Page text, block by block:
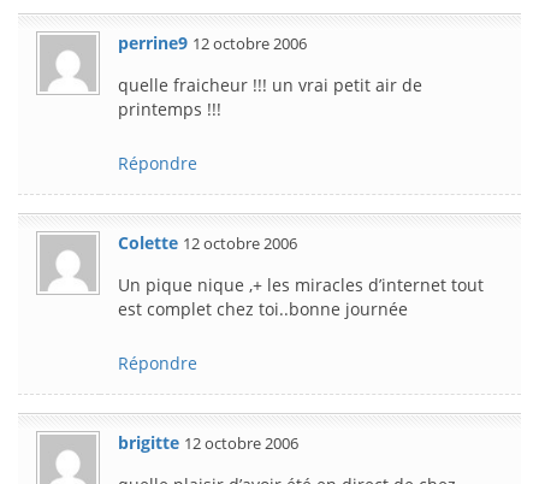
perrine9 12 octobre 2006
quelle fraicheur !!! un vrai petit air de
printemps !!!
Répondre
Colette 12 octobre 2006
Un pique nique ,+ les miracles d’internet tout
est complet chez toi..bonne journée
Répondre
brigitte 12 octobre 2006